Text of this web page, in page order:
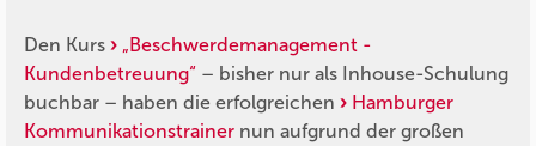
Den Kurs
„Beschwerdemanagement -
Kundenbetreuung“ – bisher nur als Inhouse-Schulung
buchbar – haben die erfolgreichen
Hamburger
Kommunikationstrainer nun aufgrund der großen